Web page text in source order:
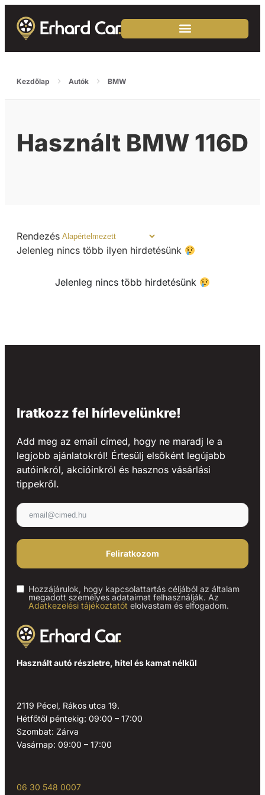
Kezdőlap › Autók › BMW
Használt BMW 116D
Rendezés
Jelenleg nincs több ilyen hirdetésünk
Jelenleg nincs több hirdetésünk
Használt autó részletre, hitel és kamat nélkül
2119 Pécel, Rákos utca 19.
Hétfőtől péntekig: 09:00 – 17:00
Szombat: Zárva
Vasárnap: 09:00 – 17:00
06 30 548 0007
Iratkozz fel hírlevelünkre!
Add meg az email címed, hogy ne maradj le a
legjobb ajánlatokról! Értesülj elsőként legújabb
autóinkról, akcióinkról és hasznos vásárlási
tippekről.
Feliratkozom
Hozzájárulok, hogy kapcsolattartás céljából az általam
megadott személyes adataimat felhasználják. Az
Adatkezelési tájékoztatót elolvastam és elfogadom.